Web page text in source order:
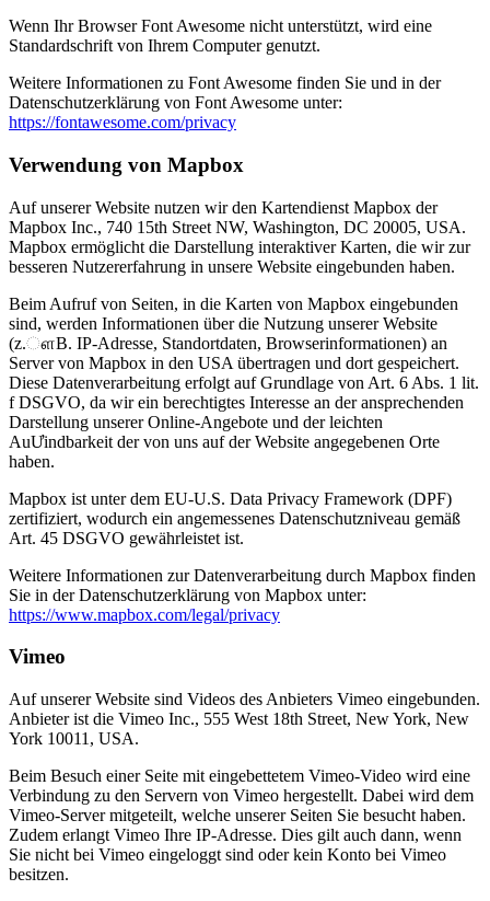
Wenn Ihr Browser Font Awesome nicht unterstützt, wird eine
Standardschrift von Ihrem Computer genutzt.
Weitere Informationen zu Font Awesome finden Sie und in der
Datenschutzerklärung von Font Awesome unter:
https://fontawesome.com/privacy
Verwendung von Mapbox
Auf unserer Website nutzen wir den Kartendienst Mapbox der
Mapbox Inc., 740 15th Street NW, Washington, DC 20005, USA.
Mapbox ermöglicht die Darstellung interaktiver Karten, die wir zur
besseren Nutzererfahrung in unsere Website eingebunden haben.
Beim Aufruf von Seiten, in die Karten von Mapbox eingebunden
sind, werden Informationen über die Nutzung unserer Website
(z.ௗB. IP-Adresse, Standortdaten, Browserinformationen) an
Server von Mapbox in den USA übertragen und dort gespeichert.
Diese Datenverarbeitung erfolgt auf Grundlage von Art. 6 Abs. 1 lit.
f DSGVO, da wir ein berechtigtes Interesse an der ansprechenden
Darstellung unserer Online-Angebote und der leichten
AuƯindbarkeit der von uns auf der Website angegebenen Orte
haben.
Mapbox ist unter dem EU-U.S. Data Privacy Framework (DPF)
zertifiziert, wodurch ein angemessenes Datenschutzniveau gemäß
Art. 45 DSGVO gewährleistet ist.
Weitere Informationen zur Datenverarbeitung durch Mapbox finden
Sie in der Datenschutzerklärung von Mapbox unter:
https://www.mapbox.com/legal/privacy
Vimeo
Auf unserer Website sind Videos des Anbieters Vimeo eingebunden.
Anbieter ist die Vimeo Inc., 555 West 18th Street, New York, New
York 10011, USA.
Beim Besuch einer Seite mit eingebettetem Vimeo-Video wird eine
Verbindung zu den Servern von Vimeo hergestellt. Dabei wird dem
Vimeo-Server mitgeteilt, welche unserer Seiten Sie besucht haben.
Zudem erlangt Vimeo Ihre IP-Adresse. Dies gilt auch dann, wenn
Sie nicht bei Vimeo eingeloggt sind oder kein Konto bei Vimeo
besitzen.